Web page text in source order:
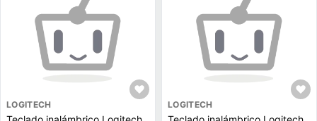
LOGITECH LOGITECH